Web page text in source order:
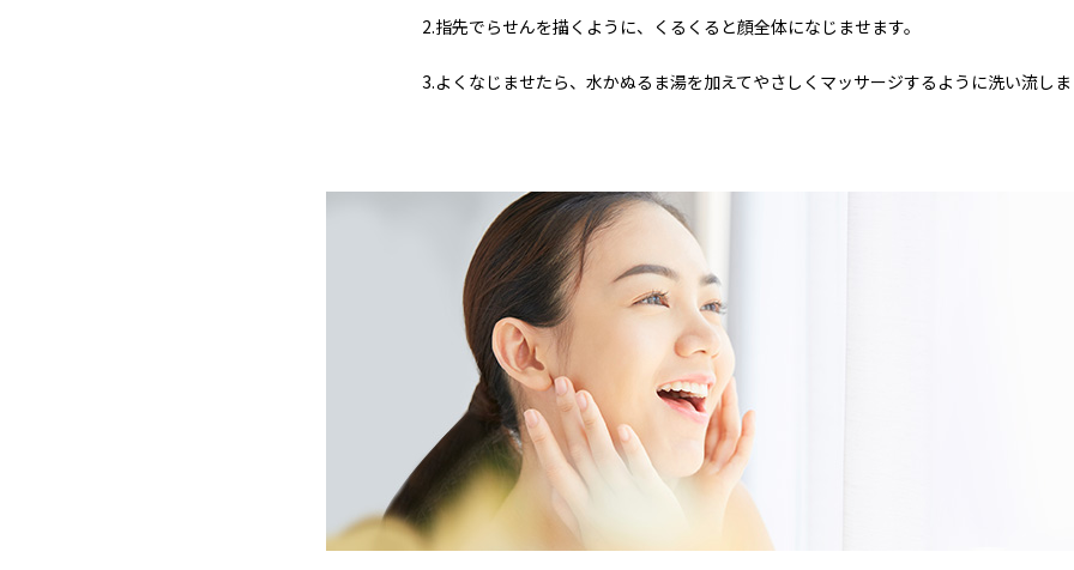
2.指先でらせんを描くように、くるくると顔全体になじませます。
3.よくなじませたら、水かぬるま湯を加えてやさしくマッサージするように洗い流し